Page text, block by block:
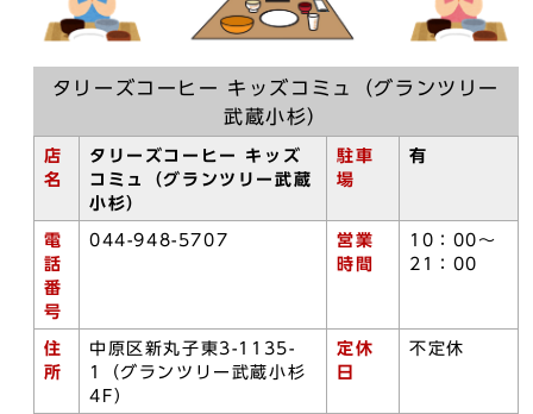
タリーズコーヒー キッズコミュ（グランツリー
武蔵小杉）
店
名
タリーズコーヒー キッズ
コミュ（グランツリー武蔵
小杉）
駐車
場
有
電
話
番
号
044-948-5707
営業
時間
10：00～
21：00
住
所
中原区新丸子東3-1135-
1（グランツリー武蔵小杉
4F）
定休
日
不定休